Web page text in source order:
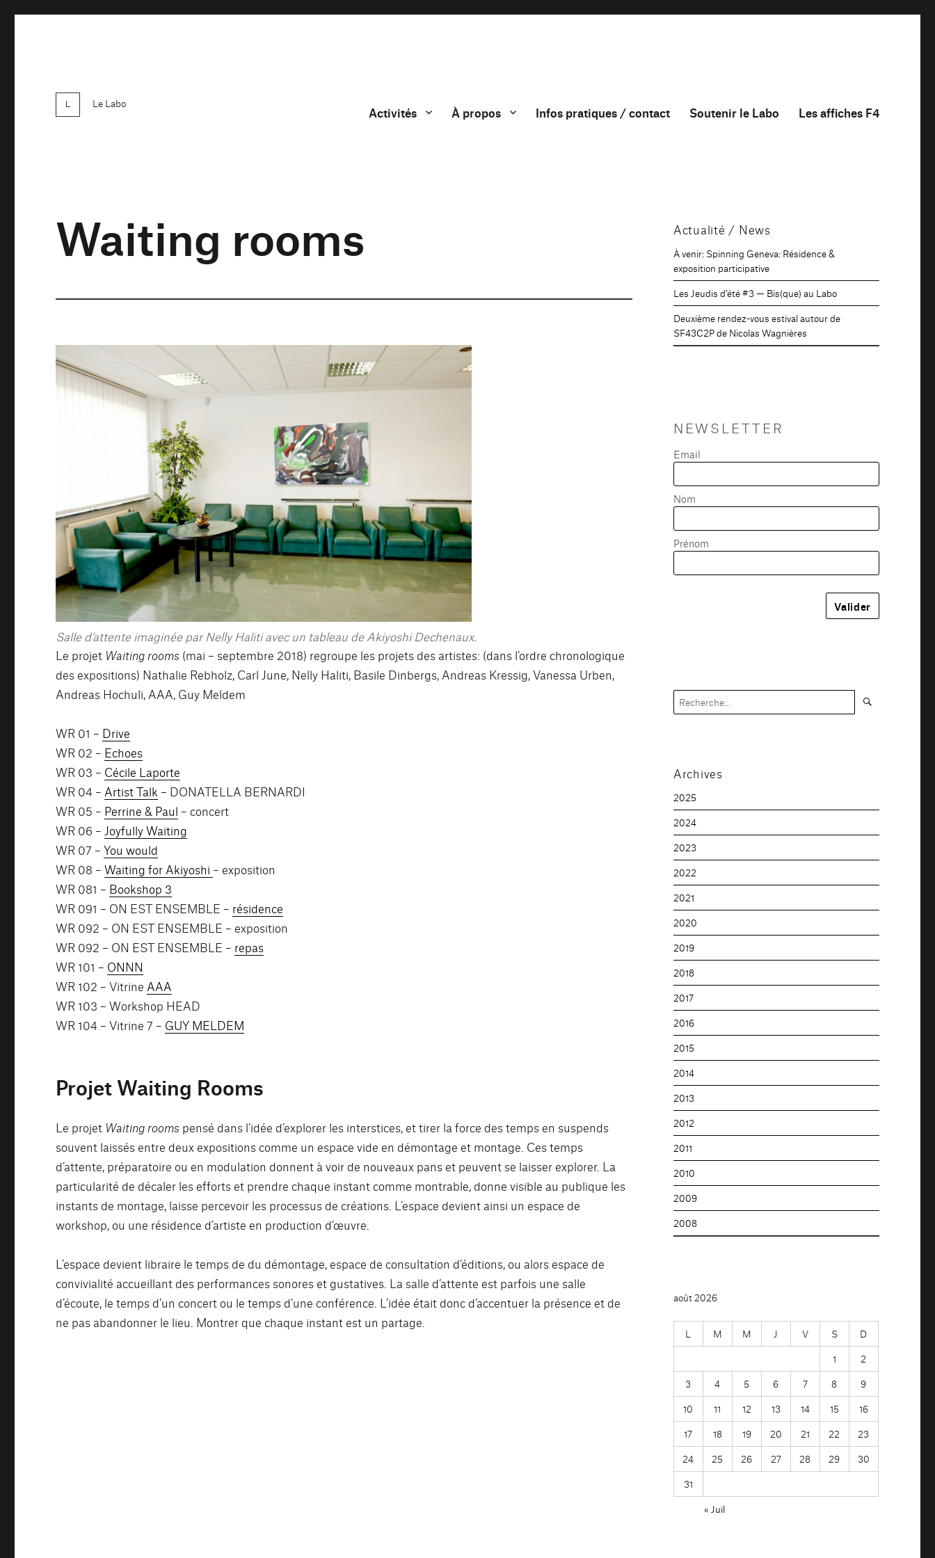
Le Labo
Activités À propos Infos pratiques / contact Soutenir le Labo Les affiches F4
Waiting rooms
Salle d’attente imaginée par Nelly Haliti avec un tableau de Akiyoshi Dechenaux.
Le projet Waiting rooms (mai – septembre 2018) regroupe les projets des artistes: (dans l’ordre chronologique
des expositions) Nathalie Rebholz, Carl June, Nelly Haliti, Basile Dinbergs, Andreas Kressig, Vanessa Urben,
Andreas Hochuli, AAA, Guy Meldem
WR 01 – Drive
WR 02 – Echoes
WR 03 – Cécile Laporte
WR 04 – Artist Talk – DONATELLA BERNARDI
WR 05 – Perrine & Paul – concert
WR 06 – Joyfully Waiting
WR 07 –You would
WR 08 –Waiting for Akiyoshi – exposition
WR 081 – Bookshop 3
WR 091 – ON EST ENSEMBLE – résidence
WR 092 – ON EST ENSEMBLE – exposition
WR 092 – ON EST ENSEMBLE – repas
WR 101 – ONNN
WR 102 – Vitrine AAA
WR 103 – Workshop HEAD
WR 104 – Vitrine 7 – GUY MELDEM
Projet Waiting Rooms
Le projet Waiting rooms pensé dans l’idée d’explorer les interstices, et tirer la force des temps en suspends
souvent laissés entre deux expositions comme un espace vide en démontage et montage. Ces temps
d’attente, préparatoire ou en modulation donnent à voir de nouveaux pans et peuvent se laisser explorer. La
particularité de décaler les efforts et prendre chaque instant comme montrable, donne visible au publique les
instants de montage, laisse percevoir les processus de créations. L’espace devient ainsi un espace de
workshop, ou une résidence d’artiste en production d’œuvre.
L’espace devient libraire le temps de du démontage, espace de consultation d’éditions, ou alors espace de
convivialité accueillant des performances sonores et gustatives. La salle d’attente est parfois une salle
d’écoute, le temps d’un concert ou le temps d’une conférence. L’idée était donc d’accentuer la présence et de
ne pas abandonner le lieu. Montrer que chaque instant est un partage.
Actualité / News
À venir: Spinning Geneva: Résidence &
exposition participative
Les Jeudis d’été #3 — Bis(que) au Labo
Deuxième rendez-vous estival autour de
SF43C2P de Nicolas Wagnières
NEWSLETTER
Email
Nom
Prénom
Recherche
pour :
Archives
2025
2024
2023
2022
2021
2020
2019
2018
2017
2016
2015
2014
2013
2012
2011
2010
2009
2008
août 2026
L M M J V S
D
1
2
3
4 5 6 7 8
9
10
11 12 13 14 15
16
17
18 19 20 21 22
23
24
25 26 27 28 29
30
31
« Juil